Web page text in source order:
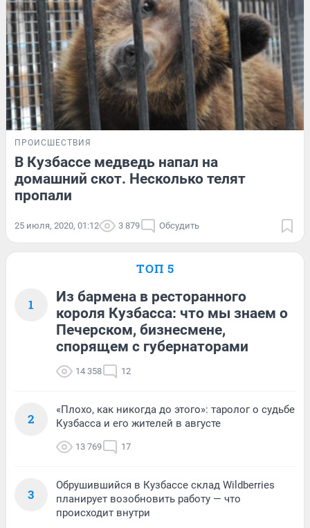
ПРОИСШЕСТВИЯ
В Кузбассе медведь напал на
домашний скот. Несколько телят
пропали
25 июля, 2020, 01:12 3 879 Обсудить
ТОП 5
1
Из бармена в ресторанного
короля Кузбасса: что мы знаем о
Печерском, бизнесмене,
спорящем с губернаторами
14 358 12
2
«Плохо, как никогда до этого»: таролог о судьбе
Кузбасса и его жителей в августе
13 769 17
3
Обрушившийся в Кузбассе склад Wildberries
планирует возобновить работу — что
происходит внутри